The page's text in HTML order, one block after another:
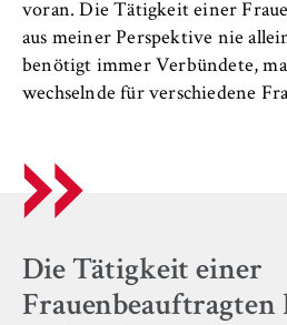
voran. Die Tätigkeit einer
aus meiner Perspektive nie
benötigt immer Verbündete,
wechselnde für verschiedene
Die Tätigkeit einer
Frauenbeauftragten